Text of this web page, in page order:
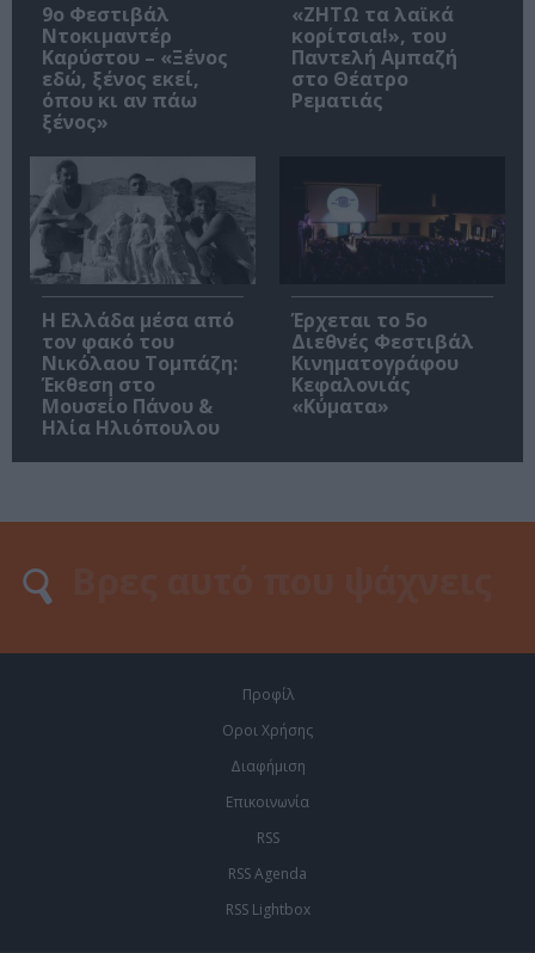
9ο Φεστιβάλ
Ντοκιμαντέρ
Καρύστου – «Ξένος
εδώ, ξένος εκεί,
όπου κι αν πάω
ξένος»
«ΖΗΤΩ τα λαϊκά
κορίτσια!», του
Παντελή Αμπαζή
στο Θέατρο
Ρεματιάς
Η Ελλάδα μέσα από
τον φακό του
Νικόλαου Τομπάζη:
Έκθεση στο
Μουσείο Πάνου &
Ηλία Ηλιόπουλου
Έρχεται το 5ο
Διεθνές Φεστιβάλ
Κινηματογράφου
Κεφαλονιάς
«Κύματα»
Προφίλ
Οροι Χρήσης
Διαφήμιση
Επικοινωνία
RSS
RSS Agenda
RSS Lightbox